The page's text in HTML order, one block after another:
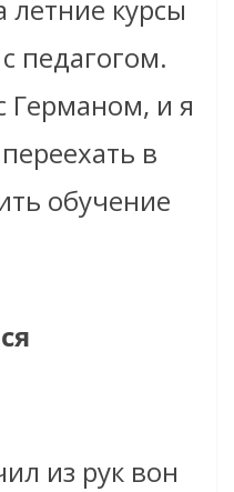
летние курсы
педагогом.
Германом, и я
в
обучение
из рук вон